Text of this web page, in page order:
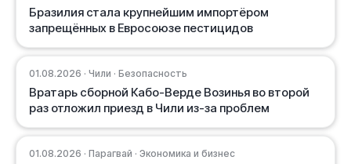
Бразилия стала крупнейшим импортёром
запрещённых в Евросоюзе пестицидов
01.08.2026 · Чили · Безопасность
Вратарь сборной Кабо-Верде Возинья во второй
раз отложил приезд в Чили из-за проблем
01.08.2026 · Парагвай · Экономика и бизнес